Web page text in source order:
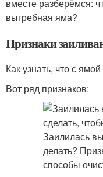
вместе разберёмся:
выгребная яма?
Признаки
Как узнать, что с
Вот ряд признаков: